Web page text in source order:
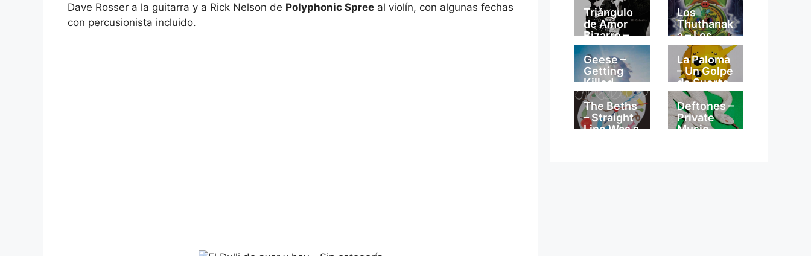
Dave Rosser a la guitarra y a Rick Nelson de Polyphonic Spree al violín, con algunas fechas
con percusionista incluido.
Triángulo
de Amor
Bizarro –
Mi
Catedral
Los
Thuthanak
a – Los
Thuthanak
a
Geese –
Getting
Killed
La Paloma
– Un Golpe
de Suerte
The Beths
– Straight
Line Was a
Deftones –
Private
Music